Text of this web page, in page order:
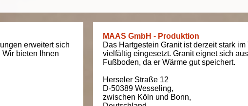
erweitert sich
bieten Ihnen
MAAS GmbH - Produktion
Das Hartgestein Granit ist derzeit stark im
vielfältig eingesetzt. Granit eignet sich
Fußboden, da er Wärme gut speichert.
Herseler Straße 12
D-50389 Wesseling,
zwischen Köln und Bonn,